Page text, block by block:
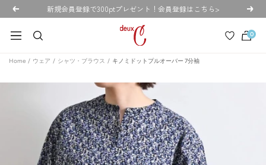
ン
戻
新規会員登録で300ptプレゼント！会員登録はこちら>
次
ナ
ゲ
ー
deux
ド
ー
公
式
オ
ン
0
Home ウェア シャツ・ブラウス キノミドットプルオーバー 7分袖